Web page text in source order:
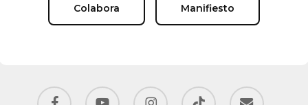
Colabora Manifiesto
facebook youtube instagram tiktok email